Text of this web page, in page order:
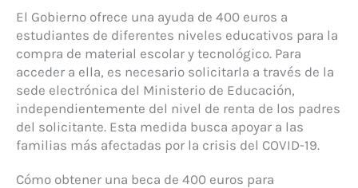
El Gobierno ofrece una ayuda de 400 euros a
estudiantes de diferentes niveles educativos para la
compra de material escolar y tecnológico. Para
acceder a ella, es necesario solicitarla a través de la
sede electrónica del Ministerio de Educación,
independientemente del nivel de renta de los padres
del solicitante. Esta medida busca apoyar a las
familias más afectadas por la crisis del COVID-19.
Cómo obtener una beca de 400 euros para